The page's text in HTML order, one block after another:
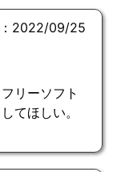
2022/09/25
リーソフト
てほしい。